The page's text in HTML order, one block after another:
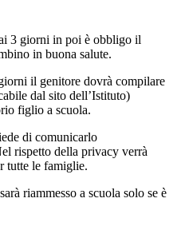
3 giorni in poi è obbligo il
in buona salute.
il genitore dovrà compilare
dal sito dell’Istituto)
figlio a scuola.
di comunicarlo
rispetto della privacy verrà
tutte le famiglie.
riammesso a scuola solo se è